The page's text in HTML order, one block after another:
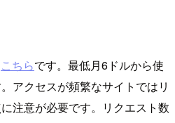
こちらです。最低月6ドルから使
アクセスが頻繁なサイトではリ
注意が必要です。リクエスト数